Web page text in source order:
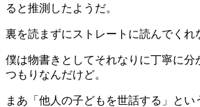
ると推測したようだ。
裏を読まずにストレートに読んでくれ
僕は物書きとしてそれなりに丁寧に分
つもりなんだけど。
まあ「他人の子どもを世話する」とい